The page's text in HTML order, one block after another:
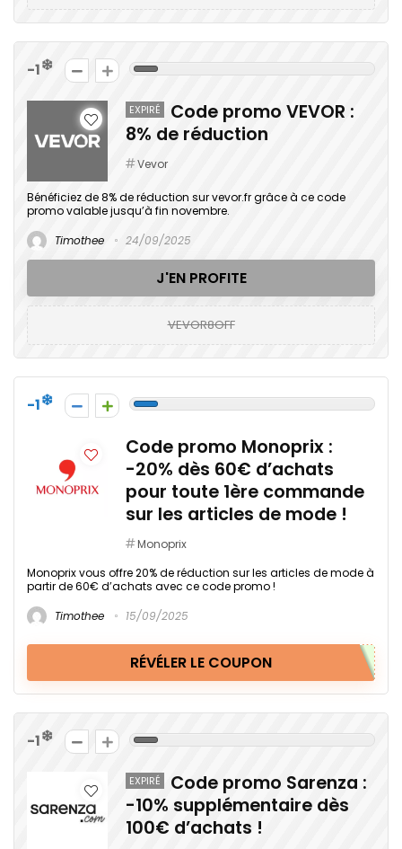
-1
EXPIRÉ
Code promo VEVOR :
8% de réduction
Vevor
Bénéficiez de 8% de réduction sur vevor.fr grâce à ce code
promo valable jusqu’à fin novembre.
Timothee
24/09/2025
J'EN PROFITE
VEVOR8OFF
-1
Code promo Monoprix :
-20% dès 60€ d’achats
pour toute 1ère commande
sur les articles de mode !
Monoprix
Monoprix vous offre 20% de réduction sur les articles de mode à
partir de 60€ d’achats avec ce code promo !
Timothee
15/09/2025
RÉVÉLER LE COUPON
-1
EXPIRÉ
Code promo Sarenza :
-10% supplémentaire dès
100€ d’achats !